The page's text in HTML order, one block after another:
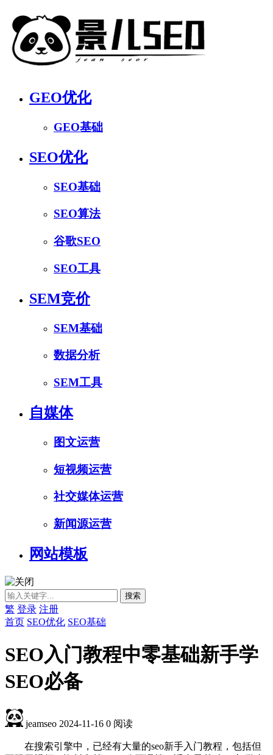
GEO优化
GEO基础
SEO优化
SEO基础
SEO算法
谷歌SEO
SEO工具
SEM竞价
SEM基础
数据分析
SEM工具
自媒体
图文运营
短视频运营
社交媒体运营
新闻源运营
网站模板
繁 登录 注册
首页 SEO优化 SEO基础
SEO入门教程中零基础新手学
SEO必备
jeamseo 2024-11-16 0 阅读
在搜索引擎中，已经有大量的seo新手入门教程，包括但